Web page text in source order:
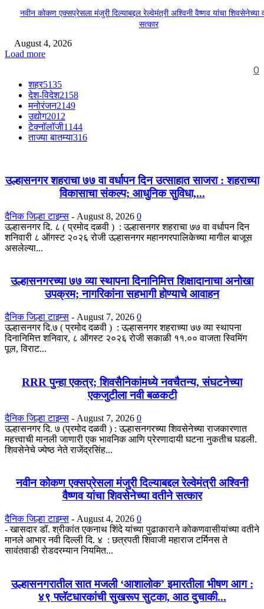
नवीन कोकण एक्सप्रेसला मंजुरी दिल्याबद्दल रेल्वेमंत्री अश्विनी वैष्णव यांचा शिवसेनेच्या
सत्कार
August 4, 2026
Load more
0
शहर5135
देश-विदेश2158
मनोरंजन2149
उद्योग2012
टेक्नॉलॉजी1144
ताज्या बातम्या316
उल्हासनगर शहराचा ७७ वा वर्धापन दिन उत्साहात साजरा : शहराच्या
विकासाचा संकल्प; आधुनिक सुविधा,...
दैनिक जिल्हा टाइम्स - August 8, 2026 0
उल्हासनगर दि. ८ ( प्रमोद दळवी ) : उल्हासनगर शहराचा ७७ वा वर्धापन दिन
शनिवारी ८ ऑगस्ट २०२६ रोजी उल्हासनगर महानगरपालिकेच्या मागील बाजूस
असलेल्या...
उल्हासनगरच्या ७७ व्या स्थापना दिनानिमित्त शिक्षादानाचा अनोखा
उपक्रम; नागरिकांना सहभागी होण्याचे आवाहन
दैनिक जिल्हा टाइम्स - August 7, 2026 0
उल्हासनगर दि.७ ( प्रमोद दळवी ) : उल्हासनगर शहराच्या ७७ व्या स्थापना
दिनानिमित्त शनिवार, ८ ऑगस्ट २०२६ रोजी सकाळी ११.०० वाजता स्विमिंग
पूल, विराट...
RRR पुन्हा एकत्र; शिवसैनिकांमध्ये नवचैतन्य, संघटनेच्या
एकजुटीला नवी बळकटी
दैनिक जिल्हा टाइम्स - August 7, 2026 0
उल्हासनगर दि. ७ (प्रमोद दळवी ) : उल्हासनगरच्या शिवसेनेच्या राजकारणात
महत्त्वाची मानली जाणारी एक भावनिक आणि प्रेरणादायी घटना नुकतीच घडली.
शिवसेनेचे ज्येष्ठ नेते राजेंद्रसिंह...
नवीन कोकण एक्सप्रेसला मंजुरी दिल्याबद्दल रेल्वेमंत्री अश्विनी
वैष्णव यांचा शिवसेनेच्या वतीने सत्कार
दैनिक जिल्हा टाइम्स - August 4, 2026 0
- खासदार डॉ. श्रीकांत एकनाथ शिंदे यांच्या पुढाकाराने कोकणवासीयांच्या वतीने
मानले आभार नवी दिल्ली दि. ४ : छत्रपती शिवाजी महाराज टर्मिनस ते
सावंतवाडी रोडदरम्यान नियमित...
उल्हासनगरातील सात मजली ‘आशालोक’ इमारतीला भीषण आग :
४९ फ्लॅटधारकांची सुखरूप सुटका, आठ दुचाकी...